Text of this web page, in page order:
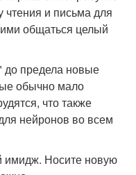
и письма для
общаться целый
до предела новые
обычно мало
что также
нейронов во всем
имидж. Носите новую